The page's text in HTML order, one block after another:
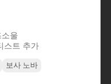
소울
스트 추가
보사 노바